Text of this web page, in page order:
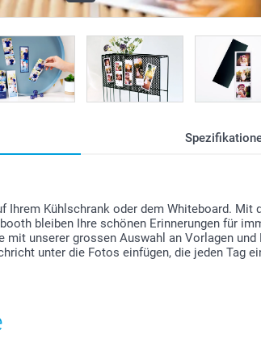
Ihrem Kühlschrank oder dem Whiteboard. Mit
bleiben Ihre schönen Erinnerungen für
mit unserer grossen Auswahl an Vorlagen und
unter die Fotos einfügen, die jeden Tag